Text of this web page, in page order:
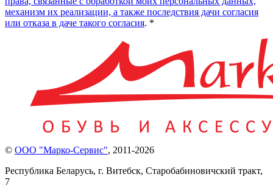
механизм их реализации, а также последствия дачи согласия
или отказа в даче такого согласия. *
© ООО "Марко-Сервис", 2011-2026
Республика Беларусь, г. Витебск, Старобабиновичский тракт,
7